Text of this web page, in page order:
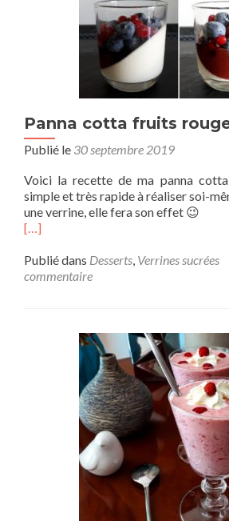
Panna cotta fruits
Publié le 30 septembre 2019
Voici la recette de ma panna
simple et très rapide à réaliser soi-
une verrine, elle fera son effet 😉
[…]
Publié dans Desserts, Verrines sucrées
commentaire